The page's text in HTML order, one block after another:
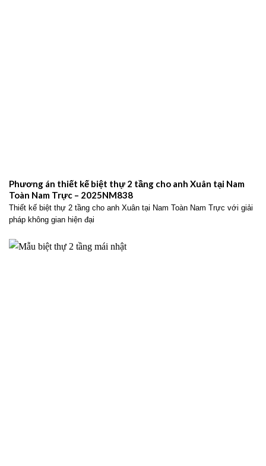
Phương án thiết kế biệt thự 2 tầng cho anh Xuân tại Nam
Toàn Nam Trực – 2025NM838
Thiết kế biệt thự 2 tầng cho anh Xuân tại Nam Toàn Nam Trực với giải
pháp không gian hiện đại